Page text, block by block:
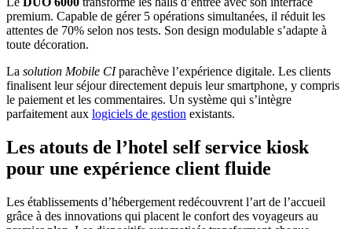
premium. Capable de gérer 5 opérations simultanées, il réduit les
attentes de 70% selon nos tests. Son design modulable s’adapte à
toute décoration.
La solution Mobile CIparachève l’expérience digitale. Les clients
finalisent leur séjour directement depuis leur smartphone, y compris
le paiement et les commentaires. Un système qui s’intègre
parfaitement aux logiciels de gestion existants.
Les atouts de l’hotel self service kiosk
pour une expérience client fluide
Les établissements d’hébergement redécouvrent l’art de l’accueil
grâce à des innovations qui placent le confort des voyageurs au